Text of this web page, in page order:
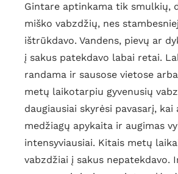
Gintare aptinkama tik smulkių,
miško vabzdžių, nes
ištrūkdavo. Vandens, pievų ar
į sakus patekdavo labai retai.
randama ir sausose vietose
metų laikotarpiu gyvenusių
daugiausiai skyrėsi pavasarį, kai
medžiagų apykaita ir augimas
intensyviausiai. Kitais metų
vabzdžiai į sakus nepatekdavo.